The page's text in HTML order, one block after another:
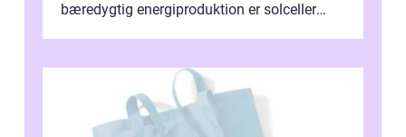
bæredygtig energiproduktion er solceller